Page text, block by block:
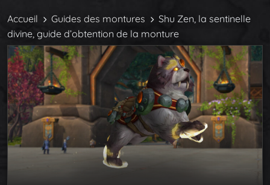
Accueil Guides des montures
Shu Zen, la sentinelle
divine, guide d’obtention de la monture